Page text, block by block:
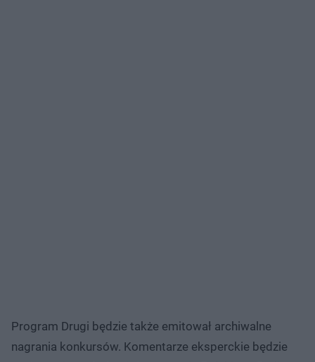
Program Drugi będzie także emitował archiwalne
nagrania konkursów. Komentarze eksperckie będzie